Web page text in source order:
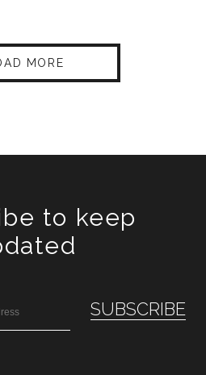
MORE
to keep